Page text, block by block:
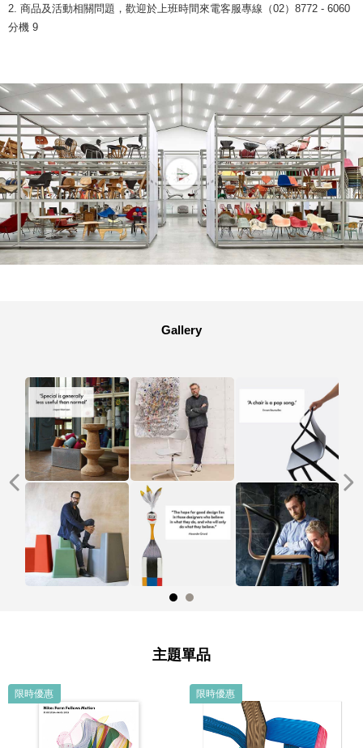
2. 商品及活動相關問題，歡迎於上班時間來電客服專線（02）8772 - 6060
分機 9
Gallery
主題單品
限時優惠 限時優惠